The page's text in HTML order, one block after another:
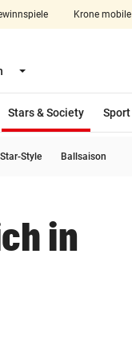
Krone mobile
Menü aufklappen
Stars & Society
Sport
Star-Style Ballsaison
in